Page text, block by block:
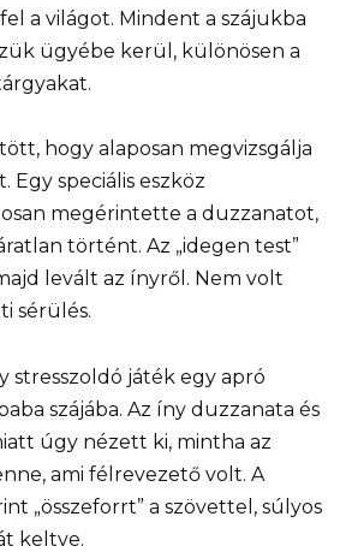
a világot. Mindent a szájukba
ügyébe kerül, különösen a
hogy alaposan megvizsgálja
Egy speciális eszköz
megérintette a duzzanatot,
történt. Az „idegen test”
levált az ínyről. Nem volt
sérülés.
stresszoldó játék egy apró
szájába. Az íny duzzanata és
úgy nézett ki, mintha az
ami félrevezető volt. A
„összeforrt” a szövettel, súlyos
keltve.